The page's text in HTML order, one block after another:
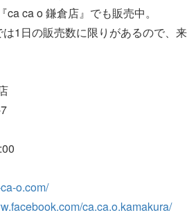
ca ca o 鎌倉店』でも販売中。
1日の販売数に限りがあるので、来
o.com/
ca.ca.o.kamakura/